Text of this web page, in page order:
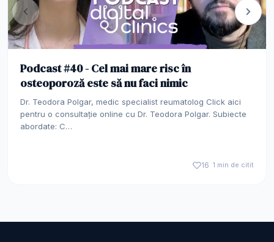
Podcast #40 - Cel mai mare risc în
osteoporoză este să nu faci nimic
Dr. Teodora Polgar, medic specialist reumatolog Click aici
pentru o consultație online cu Dr. Teodora Polgar. Subiecte
abordate: C…
16 1 min de citit